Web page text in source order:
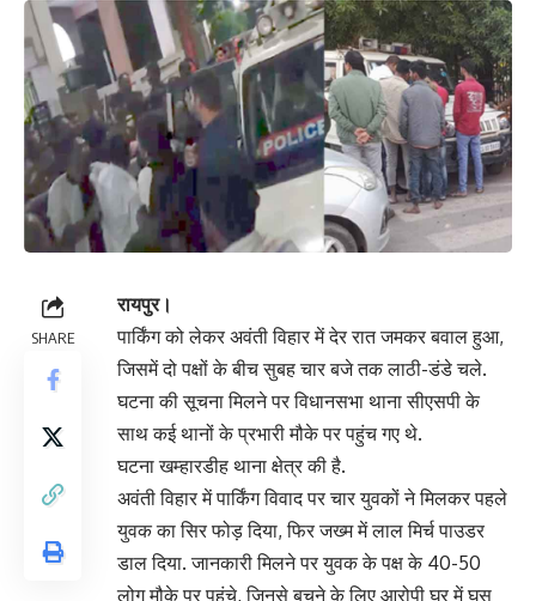
SHARE
रायपुर।
पार्किंग को लेकर अवंती विहार में देर रात जमकर बवाल हुआ,
जिसमें दो पक्षों के बीच सुबह चार बजे तक लाठी-डंडे चले.
घटना की सूचना मिलने पर विधानसभा थाना सीएसपी के
साथ कई थानों के प्रभारी मौके पर पहुंच गए थे.
घटना खम्हारडीह थाना क्षेत्र की है.
अवंती विहार में पार्किंग विवाद पर चार युवकों ने मिलकर पहले
युवक का सिर फोड़ दिया, फिर जख्म में लाल मिर्च पाउडर
डाल दिया. जानकारी मिलने पर युवक के पक्ष के 40-50
लोग मौके पर पहुंचे, जिनसे बचने के लिए आरोपी घर में घुस